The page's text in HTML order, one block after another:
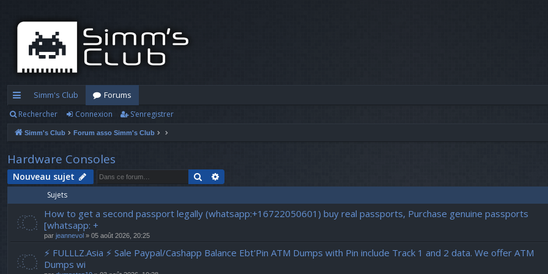
cc
ès
ra
pi
Simm's Club
Forums
Rechercher Connexion S’enregistrer
Simm's Club Forum asso Simm's Club
Hardware Consoles
Nouveau sujet Rechercher
Sujets
How to get a second passport legally (whatsapp:+16722050601) buy real passports, Purchase genuine passports
[whatsapp: +
par jeannevol » 05 août 2026, 20:25
⚡ FULLLZ.Asia ⚡ Sale Paypal/Cashapp Balance Ebt'Pin ATM Dumps with Pin include Track 1 and 2 data. We offer ATM
Dumps wi